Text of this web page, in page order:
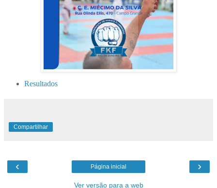
Resultados
Compartilhar
‹ ›
Página inicial
Ver versão para a web